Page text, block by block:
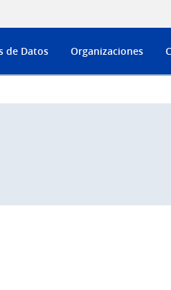
de Datos Organizaciones